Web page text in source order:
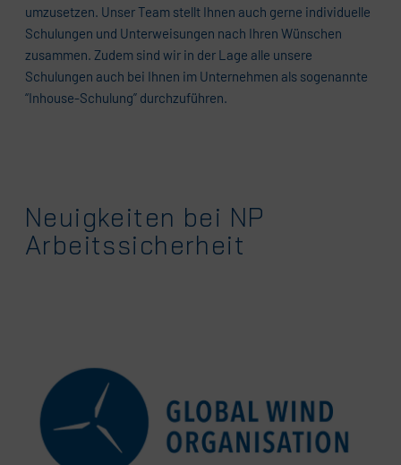
umzusetzen. Unser Team stellt Ihnen auch gerne individuelle
Schulungen und Unterweisungen nach Ihren Wünschen
zusammen. Zudem sind wir in der Lage alle unsere
Schulungen auch bei Ihnen im Unternehmen als sogenannte
“Inhouse-Schulung” durchzuführen.
Neuigkeiten bei NP
Arbeitssicherheit